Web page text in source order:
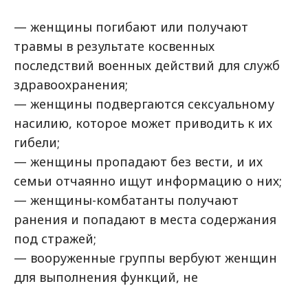
— женщины погибают или получают
травмы в результате косвенных
последствий военных действий для служб
здравоохранения;
— женщины подвергаются сексуальному
насилию, которое может приводить к их
гибели;
— женщины пропадают без вести, и их
семьи отчаянно ищут информацию о них;
— женщины-комбатанты получают
ранения и попадают в места содержания
под стражей;
— вооруженные группы вербуют женщин
для выполнения функций, не